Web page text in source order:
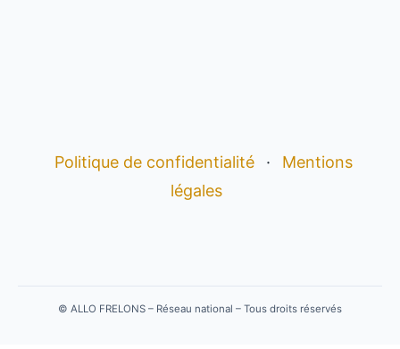
Politique de confidentialité ·
Mentions
légales
© ALLO FRELONS – Réseau national – Tous droits réservés